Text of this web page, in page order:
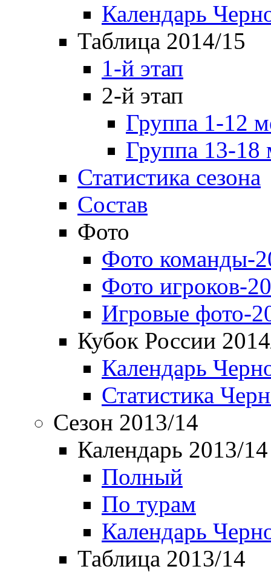
Календарь
Таблица 2014/15
1-й этап
2-й этап
Группа 1-12
Группа 13-18
Статистика сезона
Состав
Фото
Фото команды-
Фото игроков-
Игровые фото-
Кубок России
Календарь
Статистика
Сезон 2013/14
Календарь 2013/14
Полный
По турам
Календарь
Таблица 2013/14